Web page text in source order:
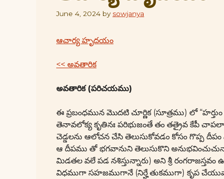
June 4, 2024 by sowjanya
ఆచార్య హృదయం
<< అవతారిక
అవతారిక (పరిచయము)
ఈ ప్రబంధమున మొదటి చూర్ణిక (సూత్రము) లో
తెనావలోక్య కృతినః పరిభుజంతే తం తత్రైవ కేపీ
చెడ్డలను ఆలోచన చేసి తెలుసుకోవడం కోసం గొప్ప
ఆ దీపము తో భగవానుని తెలుసుకొని
మిడతల వలే పడ నశిస్తున్నారు) అని శ్రీ రంగరాజస్తవం
విధముగా సహజముగానే (నిర్హే తుకముగా) కృప